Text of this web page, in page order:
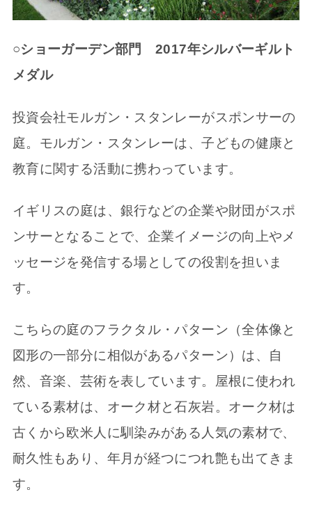
○ショーガーデン部門2017年シルバーギルト
メダル
投資会社モルガン・スタンレーがスポンサーの
庭。モルガン・スタンレーは、子どもの健康と
教育に関する活動に携わっています。
イギリスの庭は、銀行などの企業や財団がスポ
ンサーとなることで、企業イメージの向上やメ
ッセージを発信する場としての役割を担いま
す。
こちらの庭のフラクタル・パターン（全体像と
図形の一部分に相似があるパターン）は、自
然、音楽、芸術を表しています。屋根に使われ
ている素材は、オーク材と石灰岩。オーク材は
古くから欧米人に馴染みがある人気の素材で、
耐久性もあり、年月が経つにつれ艶も出てきま
す。